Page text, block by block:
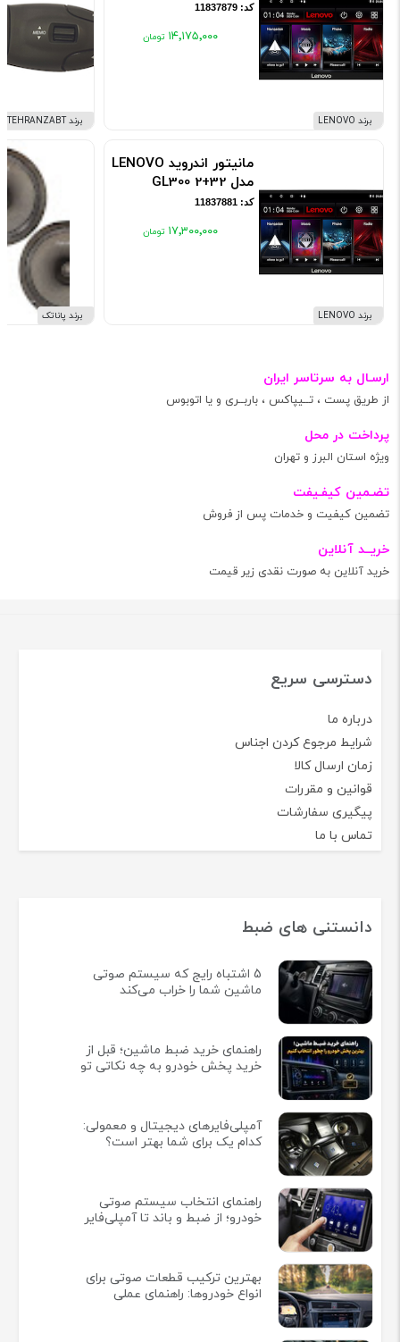
برند LENOVO
کد: 11837879
۱۴٬۱۷۵٬۰۰۰
برند LENOVO
مانیتور اندروید LENOVO
مدل GL300 2+32
کد: 11837881
۱۷٬۳۰۰٬۰۰۰
برند TEHRANZABT
برند پاناتک
ارسـال به سرتاسر ایران
از طریق پست ، تــیپاکس ، باربــری و یا اتوبوس
پرداخت در محل
ویژه استان البرز و تهران
تضـمین کیفـیفت
تضمین کیفیت و خدمات پس از فروش
خریــد آنلاین
خرید آنلاین به صورت نقدی زیر قیمت
دسترسی سریع
درباره ما
شرایط مرجوع کردن اجناس
زمان ارسال کالا
قوانین و مقررات
پیگیری سفارشات
تماس با ما
دانستنی های ضبط
5 اشتباه رایج که سیستم صوتی
ماشین شما را خراب می‌کند
راهنمای خرید ضبط ماشین؛ قبل از
خرید پخش خودرو به چه نکاتی تو
آمپلی‌فایرهای دیجیتال و معمولی:
کدام یک برای شما بهتر است؟
راهنمای انتخاب سیستم صوتی
خودرو؛ از ضبط و باند تا آمپلی‌فایر
بهترین ترکیب قطعات صوتی برای
انواع خودروها: راهنمای عملی